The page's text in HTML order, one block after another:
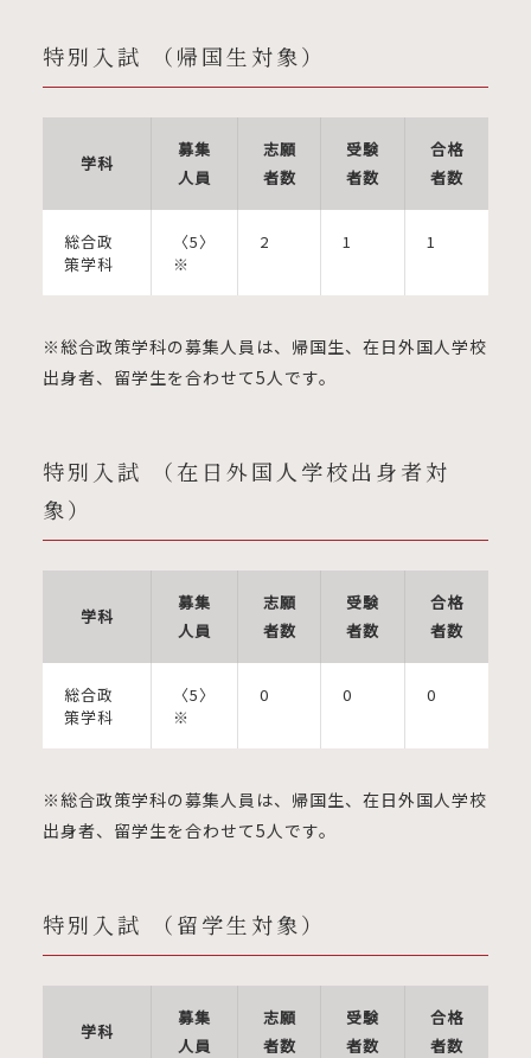
特別入試 （帰国生対象）
学科
募集
人員
志願
者数
受験
者数
合格
者数
総合政
策学科
〈5〉
※
2 1 1
※総合政策学科の募集人員は、帰国生、在日外国人学校
出身者、留学生を合わせて5人です。
特別入試 （在日外国人学校出身者対
象）
学科
募集
人員
志願
者数
受験
者数
合格
者数
総合政
策学科
〈5〉
※
0 0 0
※総合政策学科の募集人員は、帰国生、在日外国人学校
出身者、留学生を合わせて5人です。
特別入試 （留学生対象）
学科
募集
人員
志願
者数
受験
者数
合格
者数